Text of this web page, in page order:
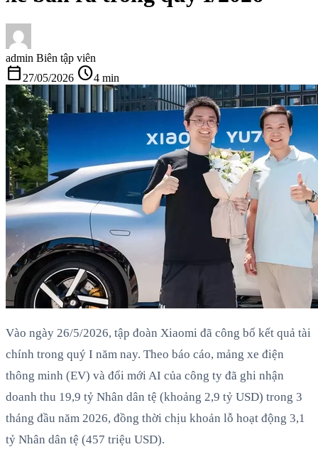
admin Biên tập viên
calendar_today 27/05/2026 schedule4 min
Vào ngày 26/5/2026, tập đoàn Xiaomi đã công bố kết quả tài
chính trong quý I năm nay. Theo báo cáo, mảng xe điện
thông minh (EV) và đổi mới AI của công ty đã ghi nhận
doanh thu 19,9 tỷ Nhân dân tệ (khoảng 2,9 tỷ USD) trong 3
tháng đầu năm 2026, đồng thời chịu khoản lỗ hoạt động 3,1
tỷ Nhân dân tệ (457 triệu USD).